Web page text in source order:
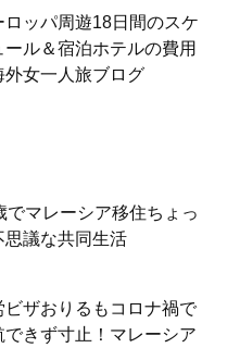
ロッパ周遊18日間のスケ
ール＆宿泊ホテルの費用
外女一人旅ブログ
でマレーシア移住ちょっ
思議な共同生活
ビザおりるもコロナ禍で
できず寸止！マレーシア